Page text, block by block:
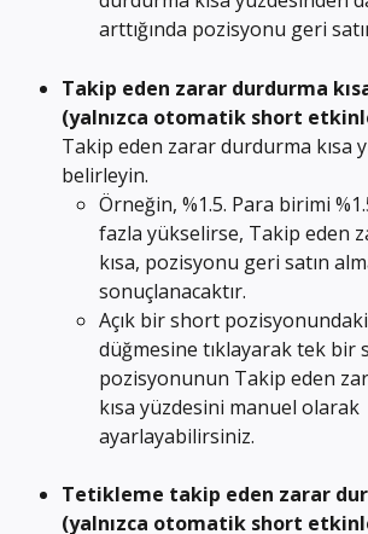
arttığında pozisyonu geri
Takip eden zarar durdurma
(yalnızca otomatik short
Takip eden zarar durdurma kısa
belirleyin.
Örneğin, %1.5. Para birimi
fazla yükselirse, Takip eden
kısa, pozisyonu geri satın
sonuçlanacaktır.
Açık bir short
düğmesine tıklayarak tek bir
pozisyonunun Takip eden
kısa yüzdesini manuel olarak
ayarlayabilirsiniz.
Tetikleme takip eden zarar
(yalnızca otomatik short